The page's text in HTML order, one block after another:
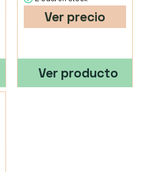
Ver precio
Ver producto